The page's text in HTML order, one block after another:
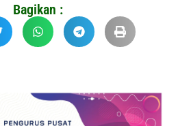
Bagikan :